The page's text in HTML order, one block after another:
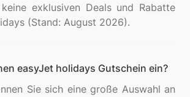
exklusiven Deals und Rabatte
easyJet holidays Gutschein ein?
Sie sich eine große Auswahl an